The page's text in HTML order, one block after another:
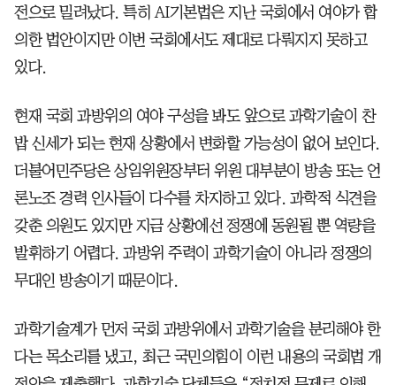
전으로 밀려났다. 특히 AI기본법은 지난 국회에서 여야가 합
의한 법안이지만 이번 국회에서도 제대로 다뤄지지 못하고
있다.
현재 국회 과방위의 여야 구성을 봐도 앞으로 과학기술이 찬
밥 신세가 되는 현재 상황에서 변화할 가능성이 없어 보인다.
더불어민주당은 상임위원장부터 위원 대부분이 방송 또는 언
론노조 경력 인사들이 다수를 차지하고 있다. 과학적 식견을
갖춘 의원도 있지만 지금 상황에선 정쟁에 동원될 뿐 역량을
발휘하기 어렵다. 과방위 주력이 과학기술이 아니라 정쟁의
무대인 방송이기 때문이다.
과학기술계가 먼저 국회 과방위에서 과학기술을 분리해야 한
다는 목소리를 냈고, 최근 국민의힘이 이런 내용의 국회법 개